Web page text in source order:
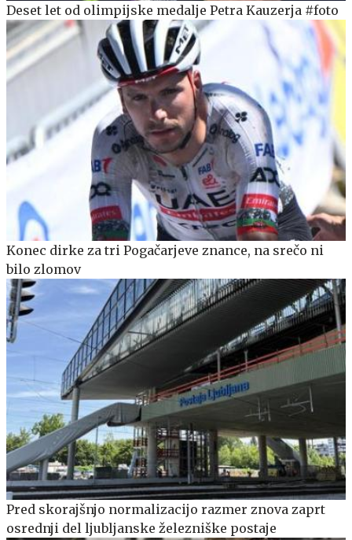
Deset let od olimpijske medalje Petra Kauzerja #foto
Konec dirke za tri Pogačarjeve znance, na srečo ni
bilo zlomov
Pred skorajšnjo normalizacijo razmer znova zaprt
osrednji del ljubljanske železniške postaje